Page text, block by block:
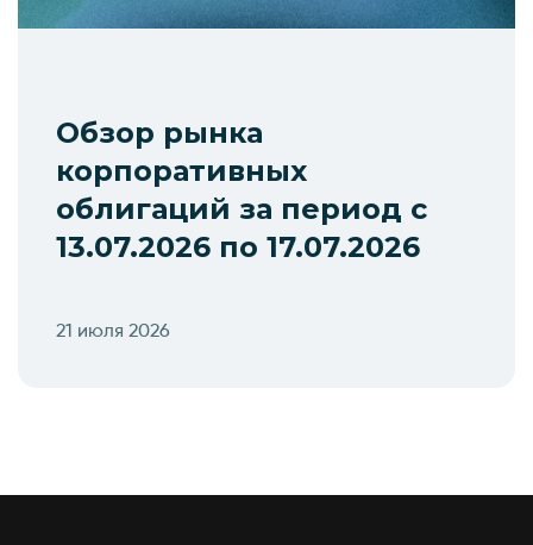
Обзор рынка
корпоративных
облигаций за период с
13.07.2026 по 17.07.2026
21 июля 2026